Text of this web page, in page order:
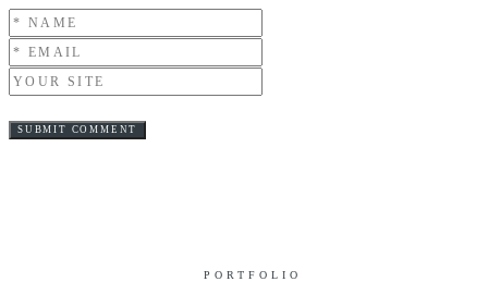
PORTFOLIO